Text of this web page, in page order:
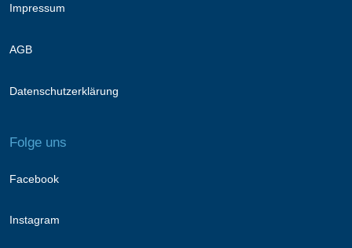
Impressum
AGB
Datenschutzerklärung
Folge uns
Facebook
Instagram